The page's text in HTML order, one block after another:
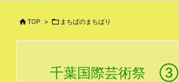
TOP >  まちばのまちばり
千葉国際芸術祭 ③